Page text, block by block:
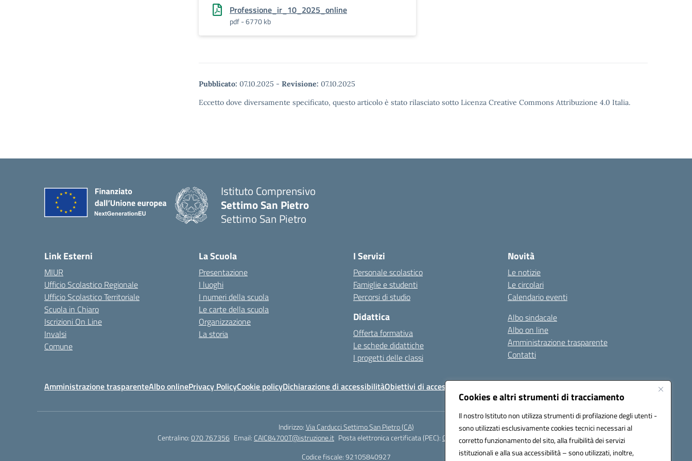
Cookies e altri strumenti di tracciamento
Il nostro Istituto non utilizza strumenti di profilazione degli utenti -
sono utilizzati esclusivamente cookies tecnici necessari al
corretto funzionamento del sito, alla fruibilità dei servizi
istituzionali e alla sua accessibilità – sono utilizzati, inoltre,
Professione_ir_10_2025_online
pdf - 6770 kb
Pubblicato: 07.10.2025 - Revisione: 07.10.2025
Eccetto dove diversamente specificato, questo articolo è stato rilasciato sotto Licenza Creative Commons Attribuzione 4.0 Italia.
Istituto Comprensivo
Settimo San Pietro
Settimo San Pietro
Link Esterni
MIUR
Ufficio Scolastico Regionale
Ufficio Scolastico Territoriale
Scuola in Chiaro
Iscrizioni On Line
Invalsi
Comune
La Scuola
Presentazione
I luoghi
I numeri della scuola
Le carte della scuola
Organizzazione
La storia
I Servizi
Personale scolastico
Famiglie e studenti
Percorsi di studio
Didattica
Offerta formativa
Le schede didattiche
I progetti delle classi
Novità
Le notizie
Le circolari
Calendario eventi
Albo sindacale
Albo on line
Amministrazione trasparente
Contatti
Amministrazione trasparenteAlbo onlinePrivacy PolicyCookie policyDichiarazione di accessibilitàObiettivi di accessibilità
Indirizzo:Via Carducci Settimo San Pietro (CA)
Centralino:070 767356 Email: CAIC84700T@istruzione.it Posta elettronica certificata (PEC): CAIC84700T@pec.istruzione.it
Codice fiscale: 92105840927